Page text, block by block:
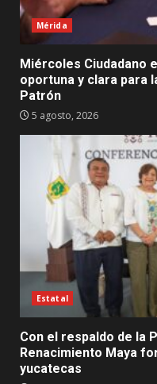
Mérida
Miércoles Ciudadano
oportuna y clara para
Patrón
5 agosto, 2026
Estatal
Con el respaldo de la
Renacimiento Maya
yucatecas